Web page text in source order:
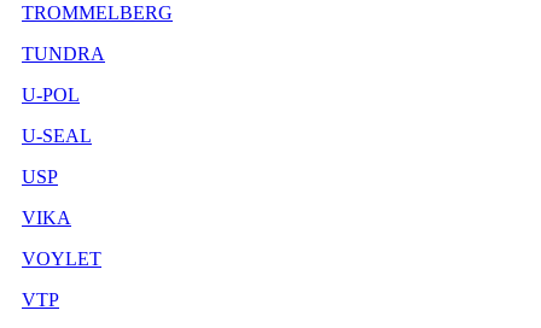
TROMMELBERG
TUNDRA
U-POL
U-SEAL
USP
VIKA
VOYLET
VTP